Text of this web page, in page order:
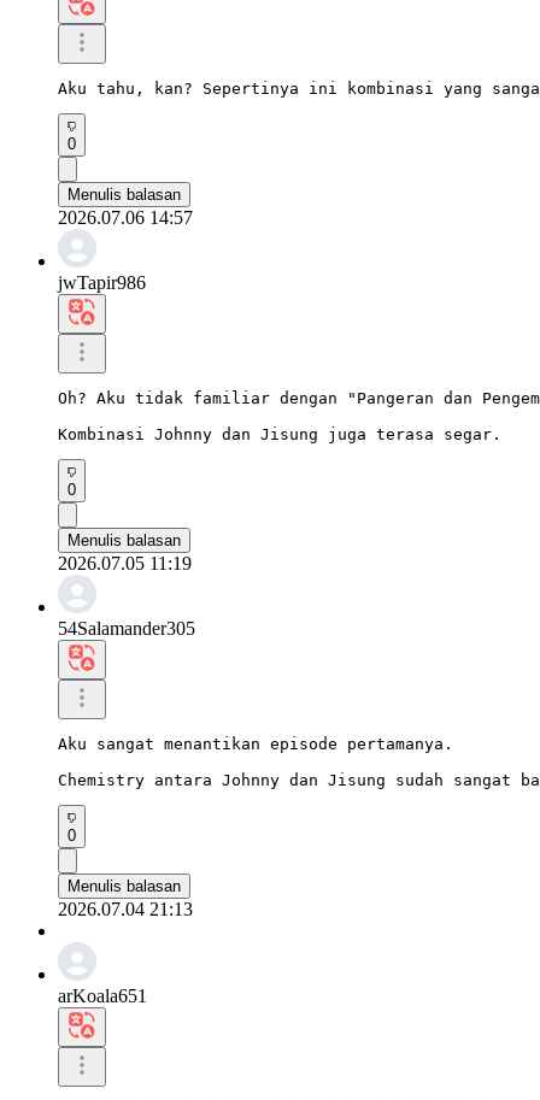
Aku tahu, kan? Sepertinya ini kombinasi yang
0
Menulis balasan
2026.07.06 14:57
jwTapir986
Oh? Aku tidak familiar dengan "Pangeran dan
Kombinasi Johnny dan Jisung juga terasa segar.
0
Menulis balasan
2026.07.05 11:19
54Salamander305
Aku sangat menantikan episode pertamanya.
Chemistry antara Johnny dan Jisung sudah sangat
0
Menulis balasan
2026.07.04 21:13
arKoala651